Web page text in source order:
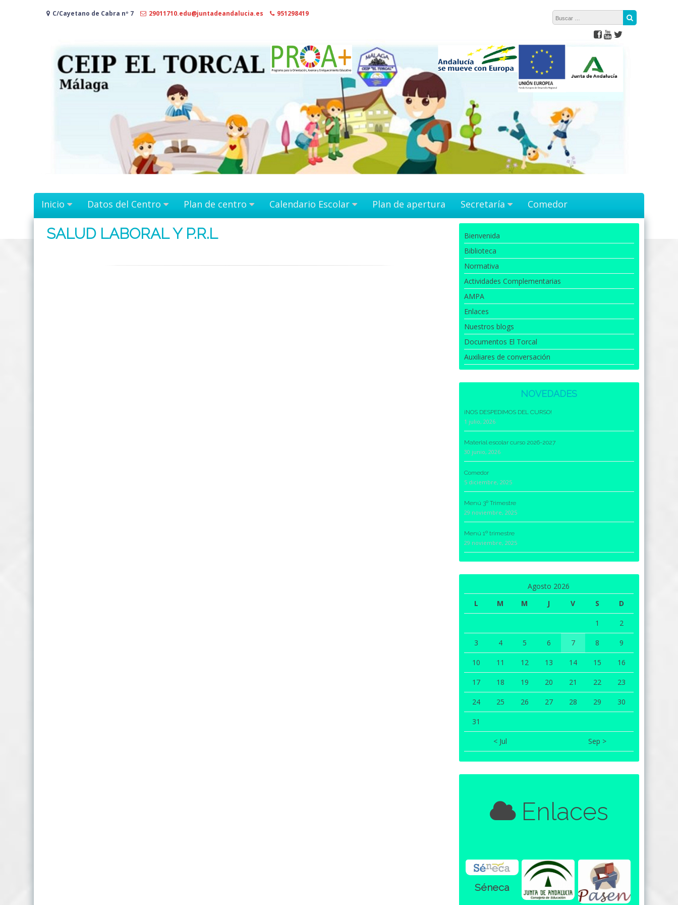
C/Cayetano de Cabra nº 7 29011710.edu@juntadeandalucia.es 951298419
Inicio Datos del Centro Plan de centro Calendario Escolar Plan de apertura Secretaría Comedor
SALUD LABORAL Y P.R.L
Bienvenida
Biblioteca
Normativa
Actividades Complementarias
AMPA
Enlaces
Nuestros blogs
Documentos El Torcal
Auxiliares de conversación
NOVEDADES
¡NOS DESPEDIMOS DEL CURSO!
1 julio, 2026
Material escolar curso 2026-2027
30 junio, 2026
Comedor
5 diciembre, 2025
Menú 3º Trimestre
29 noviembre, 2025
Menú 1º trimestre
29 noviembre, 2025
Agosto 2026
L
M M J V S D
1 2
3 4 5 6 7 8 9
10 11 12 13 14 15 16
17 18 19 20 21 22 23
24 25 26 27 28 29 30
31
< Jul Sep >
Enlaces
Séneca